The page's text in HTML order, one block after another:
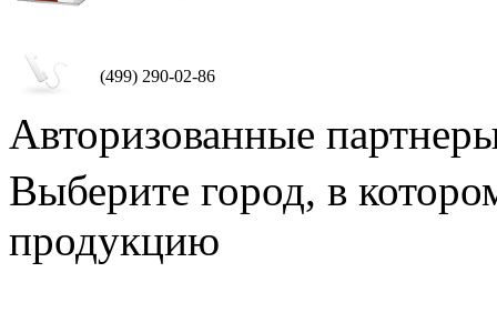
(499) 290-02-86
Авторизованные
Выберите город, в
продукцию